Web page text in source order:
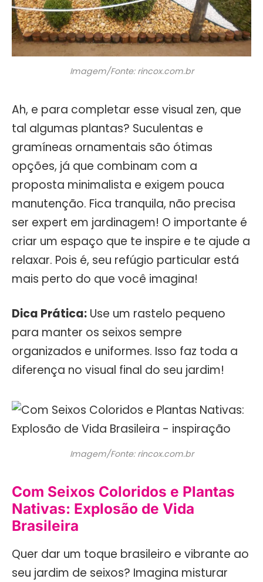
Imagem/Fonte: rincox.com.br
Ah, e para completar esse visual zen, que
tal algumas plantas? Suculentas e
gramíneas ornamentais são ótimas
opções, já que combinam com a
proposta minimalista e exigem pouca
manutenção. Fica tranquila, não precisa
ser expert em jardinagem! O importante é
criar um espaço que te inspire e te ajude a
relaxar. Pois é, seu refúgio particular está
mais perto do que você imagina!
Dica Prática: Use um rastelo pequeno
para manter os seixos sempre
organizados e uniformes. Isso faz toda a
diferença no visual final do seu jardim!
Imagem/Fonte: rincox.com.br
Com Seixos Coloridos e Plantas
Nativas: Explosão de Vida
Brasileira
Quer dar um toque brasileiro e vibrante ao
seu jardim de seixos? Imagina misturar